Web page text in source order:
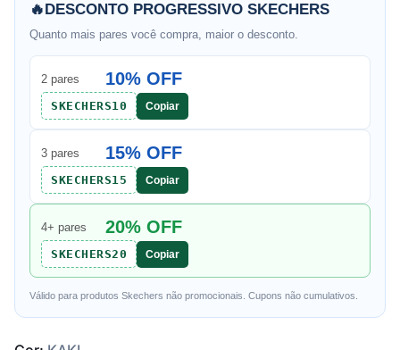
🔥DESCONTO PROGRESSIVO SKECHERS
Quanto mais pares você compra, maior o desconto.
2 pares 10% OFF
SKECHERS10 Copiar
3 pares 15% OFF
SKECHERS15 Copiar
4+ pares 20% OFF
SKECHERS20 Copiar
Válido para produtos Skechers não promocionais. Cupons não cumulativos.